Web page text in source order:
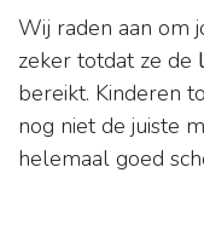
Wij raden aan om
zeker totdat ze de
bereikt. Kinderen
nog niet de juiste
helemaal goed